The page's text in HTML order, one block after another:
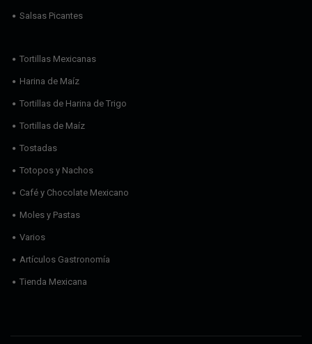
Salsas Picantes
Tortillas Mexicanas
Harina de Maíz
Tortillas de Harina de Trigo
Tortillas de Maíz
Tostadas
Totopos y Nachos
Café y Chocolate Mexicano
Moles y Pastas
Varios
Artículos Gastronomía
Tienda Mexicana